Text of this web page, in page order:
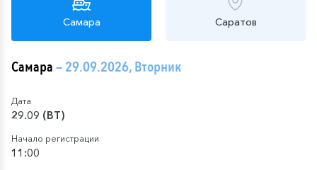
Самара Саратов
Самара— 29.09.2026, Вторник
Дата
29.09 (ВТ)
Начало регистрации
11:00